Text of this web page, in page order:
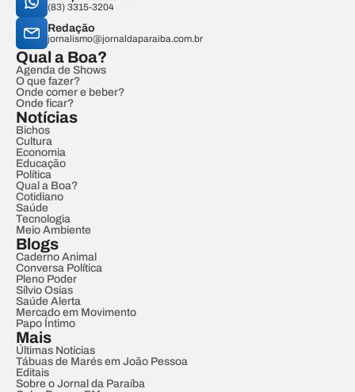
(83) 3315-3204
Redação
jornalismo@jornaldaparaiba.com.br
Qual a Boa?
Agenda de Shows
O que fazer?
Onde comer e beber?
Onde ficar?
Notícias
Bichos
Cultura
Economia
Educação
Política
Qual a Boa?
Cotidiano
Saúde
Tecnologia
Meio Ambiente
Blogs
Caderno Animal
Conversa Política
Pleno Poder
Sílvio Osias
Saúde Alerta
Mercado em Movimento
Papo Íntimo
Mais
Últimas Notícias
Tábuas de Marés em João Pessoa
Editais
Sobre o Jornal da Paraíba